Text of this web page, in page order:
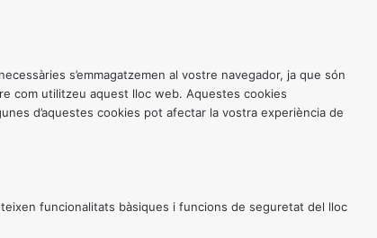
s’emmagatzemen al vostre navegador, ja que són
com utilitzeu aquest lloc web. Aquestes cookies
d’aquestes cookies pot afectar la vostra experiència de
funcionalitats bàsiques i funcions de seguretat del lloc